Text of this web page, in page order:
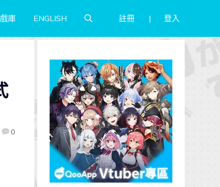
庫 ENGLISH 註冊 登入
0